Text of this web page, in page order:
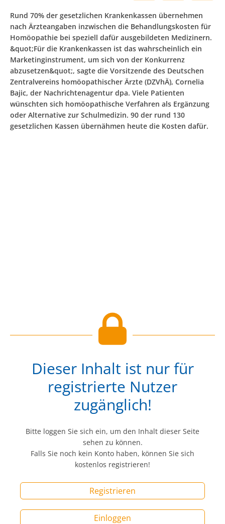
Rund 70% der gesetzlichen Krankenkassen übernehmen
nach Ärzteangaben inzwischen die Behandlungskosten für
Homöopathie bei speziell dafür ausgebildeten Medizinern.
&quot;Für die Krankenkassen ist das wahrscheinlich ein
Marketinginstrument, um sich von der Konkurrenz
abzusetzen&quot;, sagte die Vorsitzende des Deutschen
Zentralvereins homöopathischer Ärzte (DZVhÄ), Cornelia
Bajic, der Nachrichtenagentur dpa. Viele Patienten
wünschten sich homöopathische Verfahren als Ergänzung
oder Alternative zur Schulmedizin. 90 der rund 130
gesetzlichen Kassen übernähmen heute die Kosten dafür.
Dieser Inhalt ist nur für
registrierte Nutzer
zugänglich!
Bitte loggen Sie sich ein, um den Inhalt dieser Seite
sehen zu können.
Falls Sie noch kein Konto haben, können Sie sich
kostenlos registrieren!
Registrieren
Einloggen